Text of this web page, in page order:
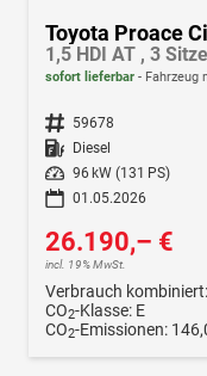
Toyota Proace
1,5 HDI AT , 3
sofort lieferbar Fahrzeug
Fahrzeugnr. 59678
Kraftstoff Diesel
Leistung
96 kW (131 PS)
01.05.2026
26.190,– €
incl. 19% MwSt.
Verbrauch kombiniert:
CO2-Klasse: E
CO2-Emissionen: